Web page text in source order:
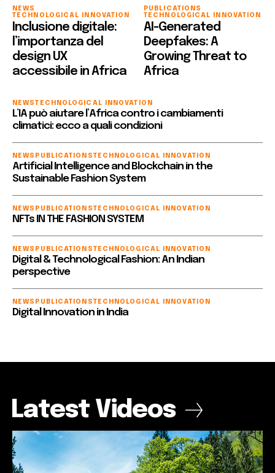
NEWS
TECHNOLOGICAL INNOVATION
Inclusione digitale:
l’importanza del
design UX
accessibile in Africa
PUBLICATIONS
TECHNOLOGICAL INNOVATION
AI-Generated
Deepfakes: A
Growing Threat to
Africa
NEWSTECHNOLOGICAL INNOVATION
L’IA può aiutare l’Africa contro i cambiamenti
climatici: ecco a quali condizioni
NEWS PUBLICATIONSTECHNOLOGICAL INNOVATION
Artificial Intelligence and Blockchain in the
Sustainable Fashion System
NEWS PUBLICATIONSTECHNOLOGICAL INNOVATION
NFTs IN THE FASHION SYSTEM
NEWS PUBLICATIONSTECHNOLOGICAL INNOVATION
Digital & Technological Fashion: An Indian
perspective
NEWS PUBLICATIONSTECHNOLOGICAL INNOVATION
Digital Innovation in India
Latest Videos